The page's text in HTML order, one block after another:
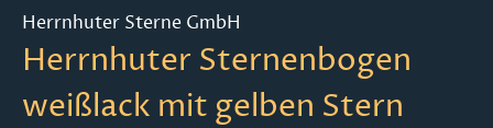
Herrnhuter Sterne GmbH
Herrnhuter Sternenbogen
weißlack mit gelben Stern